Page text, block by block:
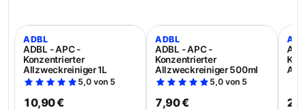
ADBL
ADBL - APC -
Konzentrierter
Allzweckreiniger 1L
5,0 von 5
10,90 €
ADBL
ADBL - APC -
Konzentrierter
Allzweckreiniger 500ml
5,0 von 5
7,90 €